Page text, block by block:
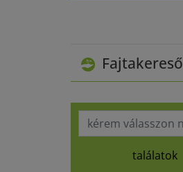
Fajtakereső
találatok